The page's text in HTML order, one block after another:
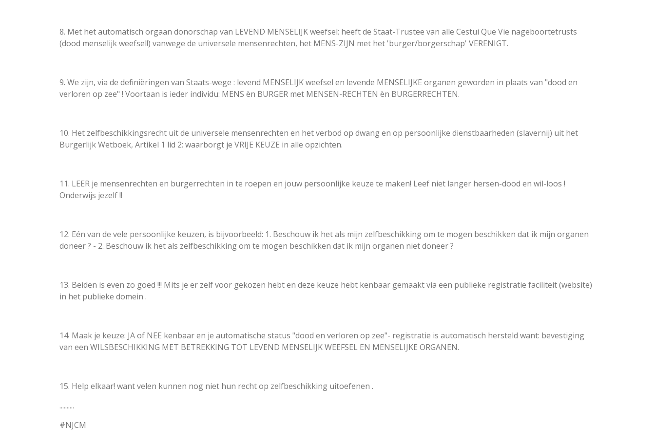
8. Met het automatisch orgaan donorschap van LEVEND MENSELIJK weefsel; heeft de Staat-Trustee van alle Cestui Que Vie nageboortetrusts
(dood menselijk weefsel!) vanwege de universele mensenrechten, het MENS-ZIJN met het 'burger/borgerschap' VERENIGT.
9. We zijn, via de definiëringen van Staats-wege : levend MENSELIJK weefsel en levende MENSELIJKE organen geworden in plaats van "dood en
verloren op zee" ! Voortaan is ieder individu: MENS èn BURGER met MENSEN-RECHTEN èn BURGERRECHTEN.
10. Het zelfbeschikkingsrecht uit de universele mensenrechten en het verbod op dwang en op persoonlijke dienstbaarheden (slavernij) uit het
Burgerlijk Wetboek, Artikel 1 lid 2: waarborgt je VRIJE KEUZE in alle opzichten.
11. LEER je mensenrechten en burgerrechten in te roepen en jouw persoonlijke keuze te maken! Leef niet langer hersen-dood en wil-loos !
Onderwijs jezelf !!
12. Eén van de vele persoonlijke keuzen, is bijvoorbeeld: 1. Beschouw ik het als mijn zelfbeschikking om te mogen beschikken dat ik mijn organen
doneer ? - 2. Beschouw ik het als zelfbeschikking om te mogen beschikken dat ik mijn organen niet doneer ?
13. Beiden is even zo goed !!! Mits je er zelf voor gekozen hebt en deze keuze hebt kenbaar gemaakt via een publieke registratie faciliteit (website)
in het publieke domein .
14. Maak je keuze: JA of NEE kenbaar en je automatische status "dood en verloren op zee"- registratie is automatisch hersteld want: bevestiging
van een WILSBESCHIKKING MET BETREKKING TOT LEVEND MENSELIJK WEEFSEL EN MENSELIJKE ORGANEN.
15. Help elkaar! want velen kunnen nog niet hun recht op zelfbeschikking uitoefenen .
..........
#NJCM